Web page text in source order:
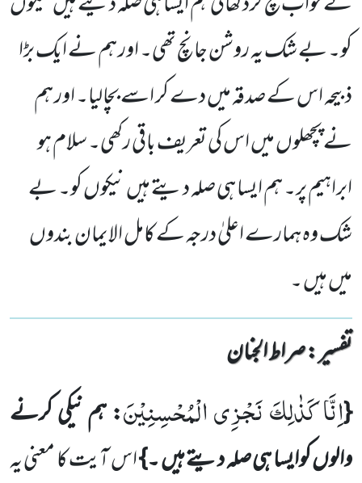
کو۔ بے شک یہ روشن جانچ تھی۔ اور ہم نے ایک بڑا
ذبیحہ اس کے صدقہ میں دے کر اسے بچالیا۔ اور ہم
نے پچھلوں میں اس کی تعریف باقی رکھی۔ سلام ہو
ابراہیم پر۔ ہم ایسا ہی صلہ دیتے ہیں نیکوں کو۔ بے
شک وہ ہمارے اعلیٰ درجہ کے کامل الایمان بندوں
میں ہیں ۔
تفسیر : ‎صراط الجنان
{اِنَّا كَذٰلِكَ نَجْزِی الْمُحْسِنِیْنَ: ہم نیکی کرنے
والوں کوایسا ہی صلہ دیتے ہیں ۔}اس آیت کا معنی یہ